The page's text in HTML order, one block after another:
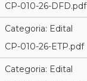
CP-010-26-DFD.pdf
Categoria: Edital
CP-010-26-ETP.pdf
Categoria: Edital